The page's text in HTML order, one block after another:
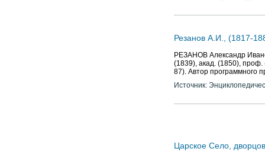
Резанов А.И., (1817-
РЕЗАНОВ Александр
(1839), акад. (1850),
87). Автор программного
Источник:
Царское Село,